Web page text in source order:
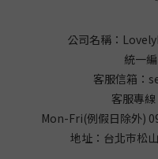
公司名稱：
統一
客服信箱：
客服專線
Mon-Fri(例假日除外)
地址：台北巿松